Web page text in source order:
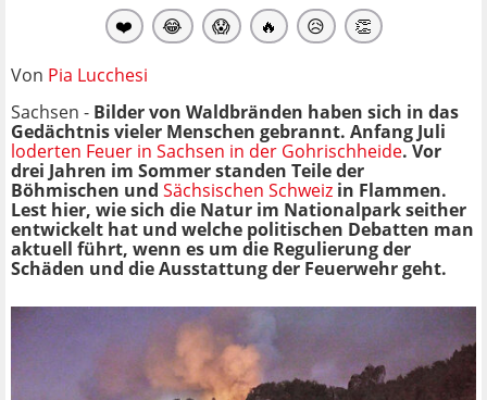
❤️ 😂 😱 🔥 😥 👏
Von Pia Lucchesi
Sachsen - Bilder von Waldbränden haben sich in das
Gedächtnis vieler Menschen gebrannt. Anfang Juli
loderten Feuer in Sachsen in der Gohrischheide. Vor
drei Jahren im Sommer standen Teile der
Böhmischen und Sächsischen Schweiz in Flammen.
Lest hier, wie sich die Natur im Nationalpark seither
entwickelt hat und welche politischen Debatten man
aktuell führt, wenn es um die Regulierung der
Schäden und die Ausstattung der Feuerwehr geht.